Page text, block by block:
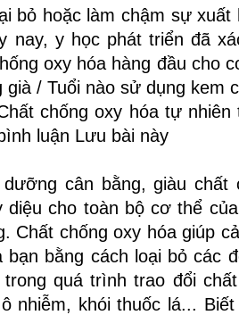
bỏ hoặc làm chậm sự xuất
nay, y học phát triển đã
oxy hóa hàng đầu cho
già / Tuổi nào sử dụng kem
chống oxy hóa tự
luận Lưu bài này
cân bằng, giàu chất
diệu cho toàn bộ cơ thể
Chất chống oxy hóa giúp
bạn bằng cách loại bỏ các
quá trình trao đổi
nhiễm, khói thuốc lá...